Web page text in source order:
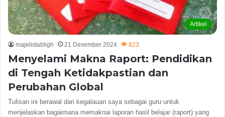
Artikel
majelistabligh 21 Desember 2024 823
Menyelami Makna Raport: Pendidikan
di Tengah Ketidakpastian dan
Perubahan Global
Tulisan ini berawal dari kegalauan saya sebagai guru untuk
menjelaskan bagaimana memaknai laporan hasil belajar (raport) yang